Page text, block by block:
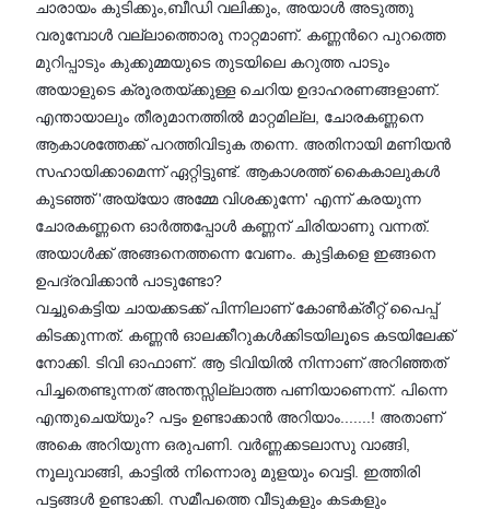
ചാരായം കുടിക്കും,ബീഡി വലിക്കും, അയാള്‍ അടുത്തു
വരുമ്പോള്‍ വല്ലാത്തൊരു നാറ്റമാണ്. കണ്ണന്‍റെ പുറത്തെ
മുറിപ്പാടും കുക്കുമ്മയുടെ തുടയിലെ കറുത്ത പാടും
അയാളുടെ ക്രൂരതയ്ക്കുള്ള ചെറിയ ഉദാഹരണങ്ങളാണ്.
എന്തായാലും തീരുമാനത്തില്‍ മാറ്റമില്ല, ചോരകണ്ണനെ
ആകാശത്തേക്ക് പറത്തിവിടുക തന്നെ. അതിനായി മണിയന്‍
സഹായിക്കാമെന്ന് ഏറ്റിട്ടുണ്ട്. ആകാശത്ത് കൈകാലുകള്‍
കുടഞ്ഞ് 'അയ്യോ അമ്മേ വിശക്കുന്നേ' എന്ന് കരയുന്ന
ചോരകണ്ണനെ ഓര്‍ത്തപ്പോള്‍ കണ്ണന് ചിരിയാണു വന്നത്.
അയാള്‍ക്ക് അങ്ങനെത്തന്നെ വേണം. കുട്ടികളെ ഇങ്ങനെ
ഉപദ്രവിക്കാന്‍ പാടുണ്ടോ?
വച്ചുകെട്ടിയ ചായക്കടക്ക് പിന്നിലാണ് കോണ്‍ക്രീറ്റ് പൈപ്പ്
കിടക്കുന്നത്. കണ്ണന്‍ ഓലക്കീറുകള്‍ക്കിടയിലൂടെ കടയിലേക്ക്
നോക്കി. ടിവി ഓഫാണ്. ആ ടിവിയില്‍ നിന്നാണ് അറിഞ്ഞത്
പിച്ചതെണ്ടുന്നത് അന്തസ്സില്ലാത്ത പണിയാണെന്ന്. പിന്നെ
എന്തുചെയ്യും? പട്ടം ഉണ്ടാക്കാന്‍ അറിയാം.......! അതാണ്
അകെ അറിയുന്ന ഒരുപണി. വര്‍ണ്ണക്കടലാസു വാങ്ങി,
നൂലുവാങ്ങി, കാട്ടില്‍ നിന്നൊരു മുളയും വെട്ടി. ഇത്തിരി
പട്ടങ്ങള്‍ ഉണ്ടാക്കി. സമീപത്തെ വീടുകളും കടകളും